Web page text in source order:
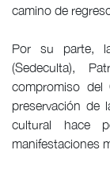
camino de
Por su parte,
(Sedeculta),
compromiso del
preservación de
cultural hace
manifestaciones